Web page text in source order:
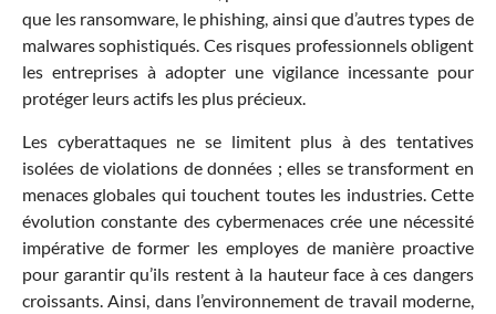
que les ransomware, le phishing, ainsi que d’autres types de
malwares sophistiqués. Ces risques professionnels obligent
les entreprises à adopter une vigilance incessante pour
protéger leurs actifs les plus précieux.
Les cyberattaques ne se limitent plus à des tentatives
isolées de violations de données ; elles se transforment en
menaces globales qui touchent toutes les industries. Cette
évolution constante des cybermenaces crée une nécessité
impérative de former les employes de manière proactive
pour garantir qu’ils restent à la hauteur face à ces dangers
croissants. Ainsi, dans l’environnement de travail moderne,